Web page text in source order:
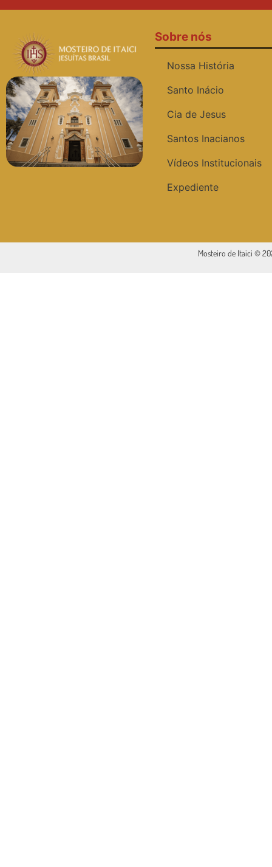
Sobre nós
Nossa História
Santo Inácio
Cia de Jesus
Santos Inacianos
Vídeos Institucionais
Expediente
Mosteiro de Itaici ©